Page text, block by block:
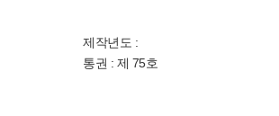
제작년도 :
통권 : 제 75호